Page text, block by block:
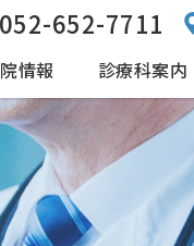
052-652-7711
情報 診療科案内